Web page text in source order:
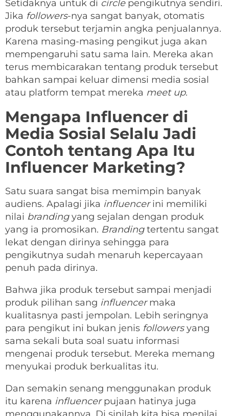
Setidaknya untuk di circle pengikutnya sendiri.
Jika followers-nya sangat banyak, otomatis
produk tersebut terjamin angka penjualannya.
Karena masing-masing pengikut juga akan
mempengaruhi satu sama lain. Mereka akan
terus membicarakan tentang produk tersebut
bahkan sampai keluar dimensi media sosial
atau platform tempat mereka meet up.
Mengapa Influencer di
Media Sosial Selalu Jadi
Contoh tentang Apa Itu
Influencer Marketing?
Satu suara sangat bisa memimpin banyak
audiens. Apalagi jika influencerini memiliki
nilai brandingyang sejalan dengan produk
yang ia promosikan. Brandingtertentu sangat
lekat dengan dirinya sehingga para
pengikutnya sudah menaruh kepercayaan
penuh pada dirinya.
Bahwa jika produk tersebut sampai menjadi
produk pilihan sang influencermaka
kualitasnya pasti jempolan. Lebih seringnya
para pengikut ini bukan jenis followersyang
sama sekali buta soal suatu informasi
mengenai produk tersebut. Mereka memang
menyukai produk berkualitas itu.
Dan semakin senang menggunakan produk
itu karena influencerpujaan hatinya juga